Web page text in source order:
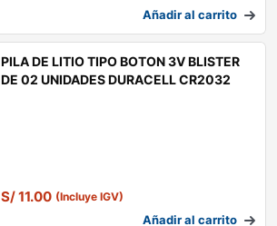
Añadir al carrito
PILA DE LITIO TIPO BOTON 3V BLISTER
DE 02 UNIDADES DURACELL CR2032
S/11.00 (Incluye IGV)
Añadir al carrito